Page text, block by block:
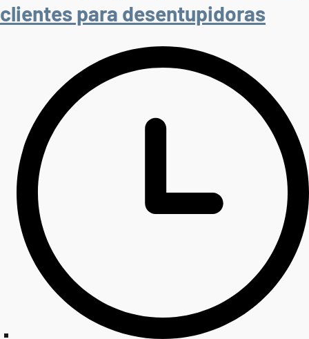
clientes para desentupidoras